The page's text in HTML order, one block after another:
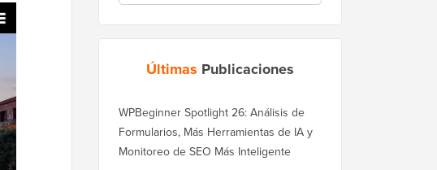
Últimas Publicaciones
WPBeginner Spotlight 26: Análisis de
Formularios, Más Herramientas de IA y
Monitoreo de SEO Más Inteligente